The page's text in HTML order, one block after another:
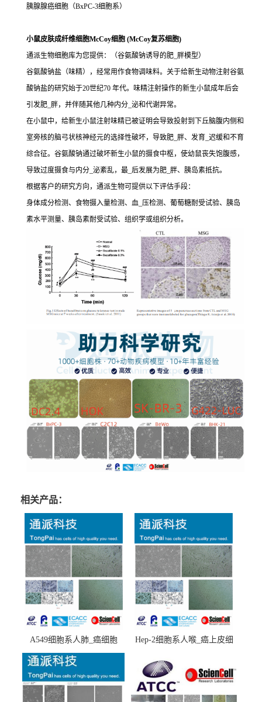
胰腺腺癌细胞（BxPC-3细胞系）
小鼠皮肤成纤维细胞McCoy细胞 (McCoy复苏细胞)
通派生物细胞库为您提供：（谷氨酸钠诱导的肥_胖模型）
谷氨酸钠盐（味精），经常用作食物调味料。关于给新生动物注射谷氨
酸钠盐的研究始于20世纪70 年代。味精注射操作的新生小鼠成年后会
引发肥_胖，并伴随其他几种内分_泌和代谢异常。
在小鼠中，给新生小鼠注射味精已被证明会导致投射到下丘脑腹内侧和
室旁核的脑弓状核神经元的选择性破坏，导致肥_胖、发育_迟缓和不育
综合征。谷氨酸钠通过破坏新生小鼠的摄食中枢，使幼鼠丧失饱腹感，
导致过度摄食与内分_泌紊乱，最_后发展为肥_胖、胰岛素抵抗。
根据客户的研究方向，通派生物可提供以下评估手段：
身体成分检测、食物摄入量检测、血_压检测、葡萄糖耐受试验、胰岛
素水平测量、胰岛素耐受试验、组织学或组织分析。
相关产品：
A549细胞系人肺_癌细胞
(A549细胞)
Hep-2细胞系人喉_癌上皮细